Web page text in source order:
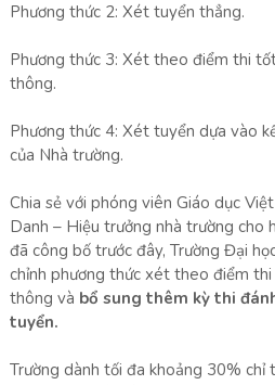
Phương thức 2: Xét tuyển thẳng.
Phương thức 3: Xét theo điểm thi
thông.
Phương thức 4: Xét tuyển dựa vào
của Nhà trường.
Chia sẻ với phóng viên Giáo dục
Danh – Hiệu trưởng nhà trường cho
đã công bố trước đây, Trường Đại
chỉnh phương thức xét theo điểm
thông và bổ sung thêm kỳ thi
tuyển.
Trường dành tối đa khoảng 30%